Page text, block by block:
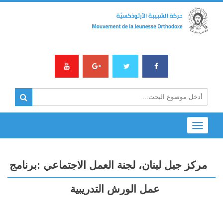
Toggle
navigation
مركز جبل لبنان، لجنة العمل الاجتماعي :برنامج
عمل الورش التدريبية